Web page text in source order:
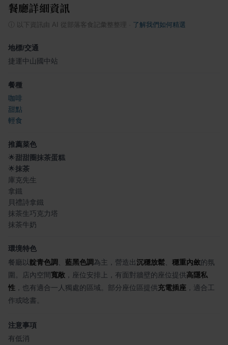
餐廳詳細資訊
以下資訊由 AI 從部落客食記彙整整理 了解我們如何精選
地標/交通
捷運中山國中站
餐種
咖啡
甜點
輕食
推薦菜色
🌟甜甜圈抹茶蛋糕
🌟抹茶
庫克先生
拿鐵
貝禮詩拿鐵
抹茶生巧克力塔
抹茶牛奶
環境特色
餐廳以靛青色調 藍黑色調為主，營造出沉穩放鬆 穩重內斂的氛
圍。店內空間寬敞 ，座位安排上，有面對牆壁的座位提供高隱私
性 ，也有適合一人獨處的區域。部分座位區提供充電插座 ，適合工
作或唸書。
注意事項
有低消